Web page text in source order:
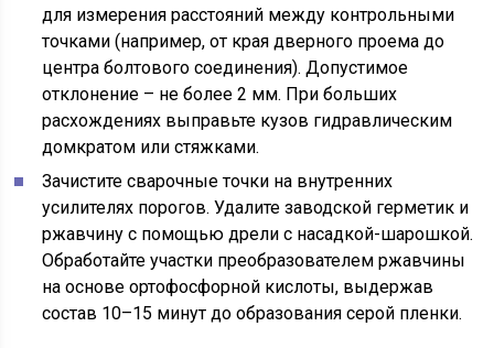
для измерения расстояний между контрольными
точками (например, от края дверного проема до
центра болтового соединения). Допустимое
отклонение – не более 2 мм. При больших
расхождениях выправьте кузов гидравлическим
домкратом или стяжками.
Зачистите сварочные точки на внутренних
усилителях порогов. Удалите заводской герметик и
ржавчину с помощью дрели с насадкой-шарошкой.
Обработайте участки преобразователем ржавчины
на основе ортофосфорной кислоты, выдержав
состав 10–15 минут до образования серой пленки.